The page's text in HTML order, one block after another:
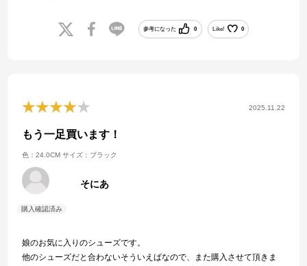
参考になった 0 Like! 0
2025.11.22
もう一足買います！
色：24.0CM サイズ：ブラック
そにあ
娘のお気に入りのシューズです。
他のシューズだと合わないそういえばなので、また購入させて頂きま